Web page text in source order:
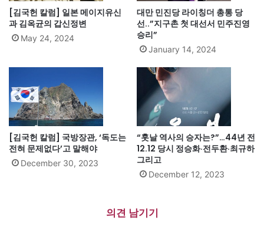
[김국헌 칼럼] 일본 메이지유신
과 김옥균의 갑신정변
May 24, 2024
대만 민진당 라이칭더 총통 당
선..”지구촌 첫 대선서 민주진영
승리”
January 14, 2024
[김국헌 칼럼] 국방장관, ‘독도는
전혀 문제없다’고 말해야
December 30, 2023
“훗날 역사의 승자는?”…44년 전
12.12 당시 정승화·전두환·최규하
그리고
December 12, 2023
의견 남기기